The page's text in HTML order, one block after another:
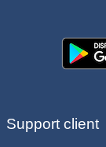
Support client